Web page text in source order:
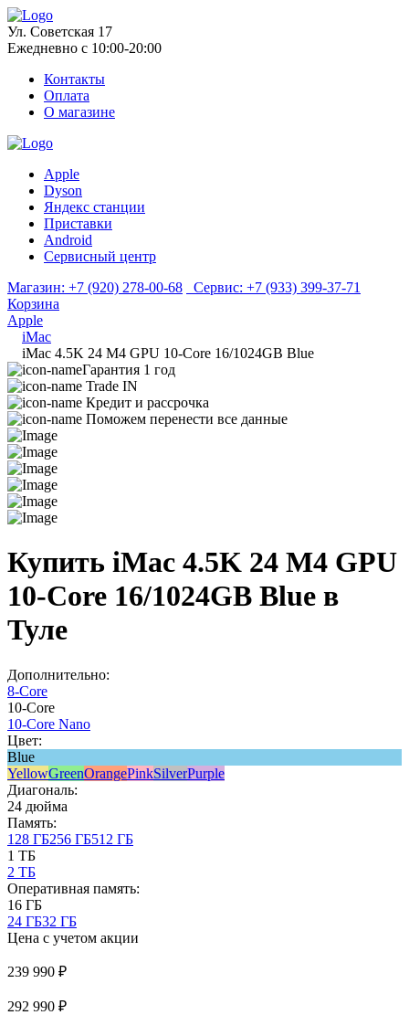
Ул. Советская 17
Ежедневно с 10:00-20:00
Контакты
Оплата
О магазине
Apple
Dyson
Яндекс станции
Приставки
Android
Сервисный центр
Магазин: +7 (920) 278-00-68 Сервис: +7 (933) 399-37-71
Корзина
Apple
iMac
iMac 4.5K 24 M4 GPU 10-Core 16/1024GB Blue
Гарантия 1 год
Trade IN
Кредит и рассрочка
Поможем перенести все данные
Купить iMac 4.5K 24 M4 GPU
10-Core 16/1024GB Blue в
Туле
Дополнительно:
8-Core
10-Core
10-Core Nano
Цвет:
Blue
YellowGreenOrangePinkSilverPurple
Диагональ:
24 дюйма
Память:
128 ГБ256 ГБ512 ГБ
1 ТБ
2 ТБ
Оперативная память:
16 ГБ
24 ГБ32 ГБ
Цена с учетом акции
239 990 ₽
292 990 ₽